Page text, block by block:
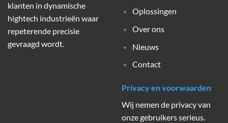
klanten in dynamische
hightech industrieën waar
repeterende precisie
gevraagd wordt.
Oplossingen
Over ons
Nieuws
Contact
Privacy en voorwaarden
Wij nemen de privacy van
onze gebruikers serieus.